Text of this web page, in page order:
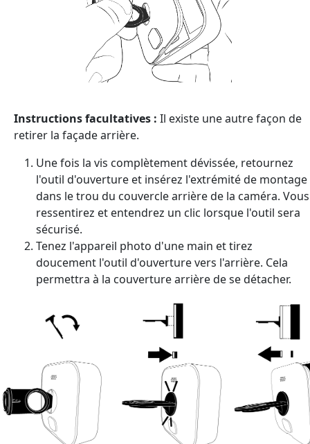
Instructions facultatives : Il existe une autre façon de
retirer la façade arrière.
Une fois la vis complètement dévissée, retournez
l'outil d'ouverture et insérez l'extrémité de montage
dans le trou du couvercle arrière de la caméra. Vous
ressentirez et entendrez un clic lorsque l'outil sera
sécurisé.
Tenez l'appareil photo d'une main et tirez
doucement l'outil d'ouverture vers l'arrière. Cela
permettra à la couverture arrière de se détacher.